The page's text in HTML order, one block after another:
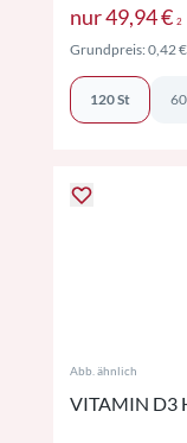
nur49,94 € 2
Grundpreis:0,42 €
120 St
Abb. ähnlich
VITAMIN D3